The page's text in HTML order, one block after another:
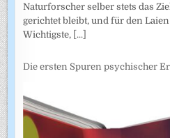
Naturforscher selber stets das
gerichtet bleibt, und für den
Wichtigste, [...]
Die ersten Spuren psychischer